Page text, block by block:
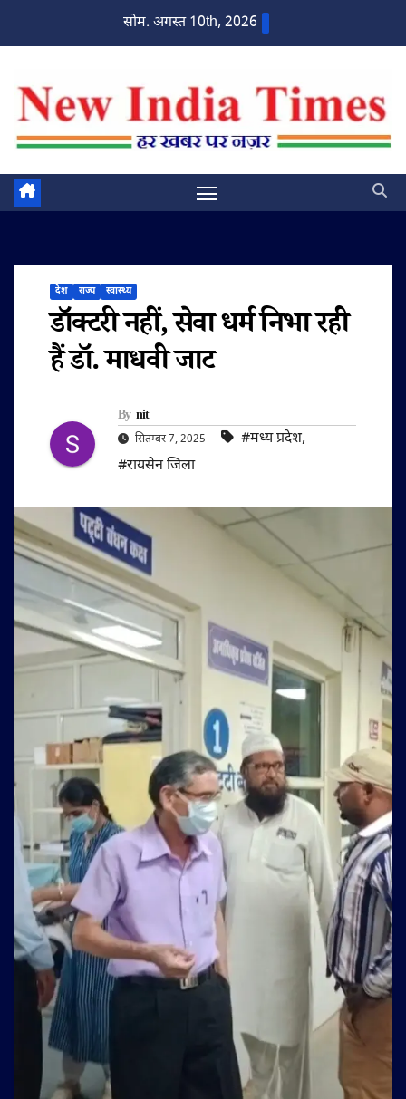
सोम. अगस्त 10th, 2026
देश राज्य स्वास्थ्य
डॉक्टरी नहीं, सेवा धर्म निभा रही
हैं डॉ. माधवी जाट
By nit
सितम्बर 7, 2025 #मध्य प्रदेश,
#रायसेन जिला